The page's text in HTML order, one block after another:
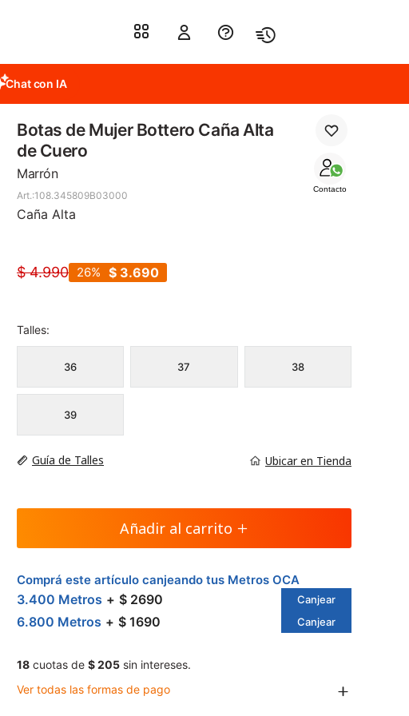
Chat con IA
Botas de Mujer Bottero Caña Alta
de Cuero
Marrón
Contacto
108.345809B03000
Caña Alta
$ 4.990 $ 3.690
26
Talles:
36 37 38
39
Guía de Talles Ubicar en Tienda
Añadir al carrito
Comprá este artículo canjeando tus Metros OCA
3.400 Metros $ 2690 Canjear
6.800 Metros $ 1690 Canjear
18 cuotas de $ 205 sin intereses.
Ver todas las formas de pago